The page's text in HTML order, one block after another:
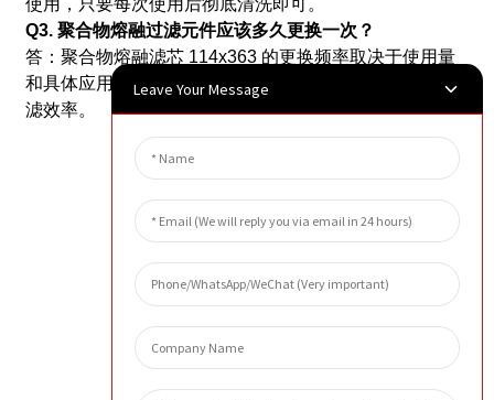
Q3. 聚合物熔融过滤元件应该多久更换一次？
答：聚合物熔融滤芯 114x363 的更换频率取决于使用量
和具体应用需求。但是，建议定期更换，以确保最佳过
滤效率。
Leave Your Message